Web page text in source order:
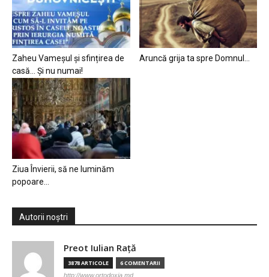
Zaheu Vameșul și sfințirea de
casă… Și nu numai!
Aruncă grija ta spre Domnul…
Ziua Învierii, să ne luminăm
popoare…
Autorii noștri
Preot Iulian Raţă
3878 ARTICOLE 6 COMENTARII
http://www.ortodoxia.md